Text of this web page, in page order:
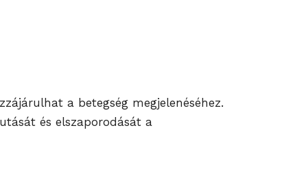
a betegség megjelenéséhez.
és elszaporodását a